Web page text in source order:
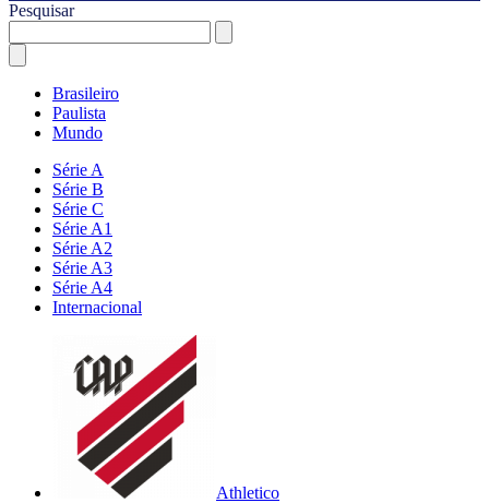
Pesquisar
Brasileiro
Paulista
Mundo
Série A
Série B
Série C
Série A1
Série A2
Série A3
Série A4
Internacional
Athletico